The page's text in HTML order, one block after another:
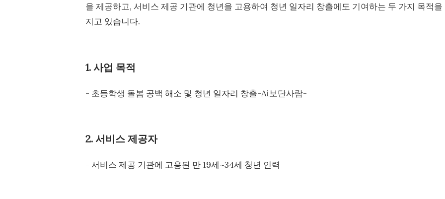
을 제공하고, 서비스 제공 기관에 청년을 고용하여 청년 일자리 창출에도 기여하는 두 가지 목적을
지고 있습니다.
1. 사업 목적
- 초등학생 돌봄 공백 해소 및 청년 일자리 창출-Ai보단사람-
2. 서비스 제공자
- 서비스 제공 기관에 고용된 만 19세~34세 청년 인력